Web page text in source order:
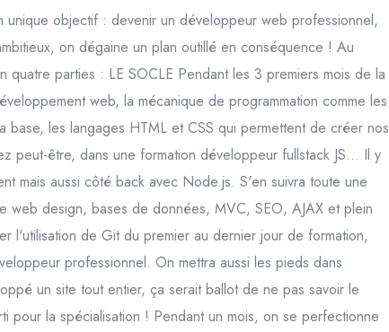
unique objectif : devenir un développeur web professionnel,
on dégaine un plan outillé en conséquence ! Au
quatre parties : LE SOCLE Pendant les 3 premiers mois de la
web, la mécanique de programmation comme les
base, les langages HTML et CSS qui permettent de créer nos
peut-être, dans une formation développeur fullstack JS... Il y
mais aussi côté back avec Node.js. S'en suivra toute une
web design, bases de données, MVC, SEO, AJAX et plein
l'utilisation de Git du premier au dernier jour de formation,
professionnel. On mettra aussi les pieds dans
un site tout entier, ça serait ballot de ne pas savoir le
pour la spécialisation ! Pendant un mois, on se perfectionne